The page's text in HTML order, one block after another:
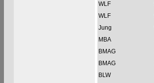
WLF
WLF
Jung
MBA
BMAG
BMAG
BLW